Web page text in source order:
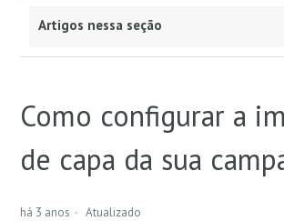
Artigos nessa seção
Como alterar o valor das recompensas
campanha, quando existem apoios
Como configurar a
de capa da sua
há 3 anos Atualizado